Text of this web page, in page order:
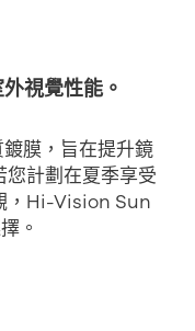
視覺性能。
膜，旨在提升鏡
計劃在夏季享受
，Hi-Vision Sun
。